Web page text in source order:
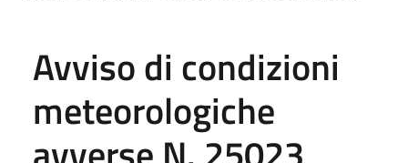
Avviso di condizioni
meteorologiche